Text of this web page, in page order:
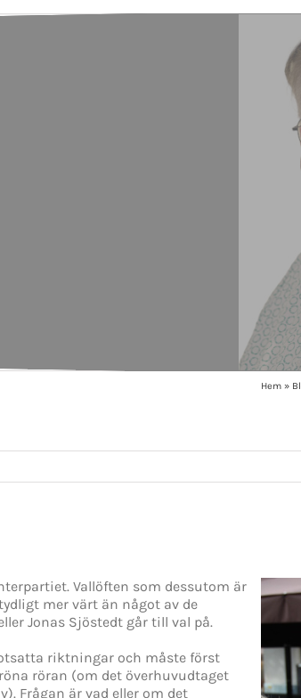
Hem »
Vallöften som dessutom är
mer värt än något av de
Jonas Sjöstedt går till val på.
riktningar och måste först
röran (om det överhuvudtaget
Frågan är vad eller om det